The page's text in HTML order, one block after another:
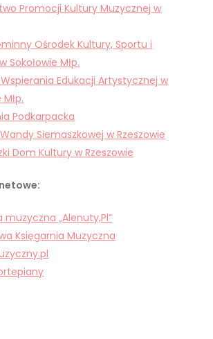
Promocji Kultury Muzycznej w
Ośrodek Kultury, Sportu i
Sokołowie Młp.
Edukacji Artystycznej w
Podkarpacka
Siemaszkowej w Rzeszowie
Dom Kultury w Rzeszowie
muzyczna „Alenuty,Pl”
Księgarnia Muzyczna